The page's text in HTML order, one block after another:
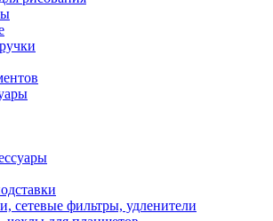
сетевые фильтры, удленители